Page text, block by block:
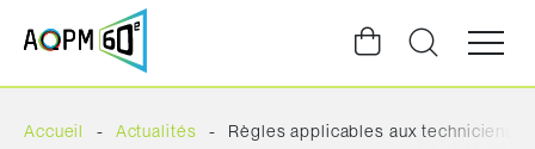
Ouvrir
la
du
Accueil Actualités Règles applicables aux techniciens